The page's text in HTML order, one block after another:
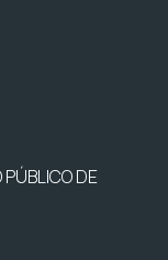
PÚBLICO DE